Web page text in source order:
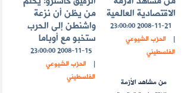
الاقتصادية العالمية
2008-11-21 23:00:00
|
الحزب الشيوعي
الفلسطيني
من مشاهد الأزمة
من يظن أن نزعة
واشنطن إلى الحرب
ستخبو مع أوباما
2008-11-15 23:00:00
|
الحزب الشيوعي
الفلسطيني